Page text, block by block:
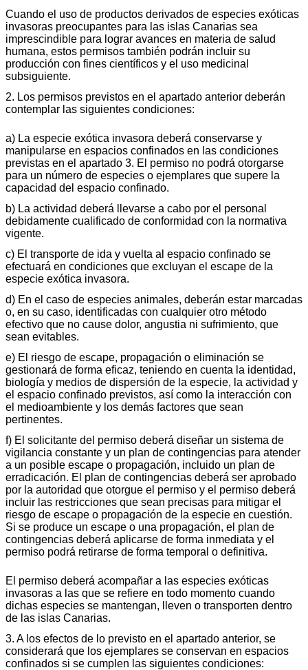
Cuando el uso de productos derivados de especies exóticas
invasoras preocupantes para las islas Canarias sea
imprescindible para lograr avances en materia de salud
humana, estos permisos también podrán incluir su
producción con fines científicos y el uso medicinal
subsiguiente.
2. Los permisos previstos en el apartado anterior deberán
contemplar las siguientes condiciones:
a) La especie exótica invasora deberá conservarse y
manipularse en espacios confinados en las condiciones
previstas en el apartado 3. El permiso no podrá otorgarse
para un número de especies o ejemplares que supere la
capacidad del espacio confinado.
b) La actividad deberá llevarse a cabo por el personal
debidamente cualificado de conformidad con la normativa
vigente.
c) El transporte de ida y vuelta al espacio confinado se
efectuará en condiciones que excluyan el escape de la
especie exótica invasora.
d) En el caso de especies animales, deberán estar marcadas
o, en su caso, identificadas con cualquier otro método
efectivo que no cause dolor, angustia ni sufrimiento, que
sean evitables.
e) El riesgo de escape, propagación o eliminación se
gestionará de forma eficaz, teniendo en cuenta la identidad,
biología y medios de dispersión de la especie, la actividad y
el espacio confinado previstos, así como la interacción con
el medioambiente y los demás factores que sean
pertinentes.
f) El solicitante del permiso deberá diseñar un sistema de
vigilancia constante y un plan de contingencias para atender
a un posible escape o propagación, incluido un plan de
erradicación. El plan de contingencias deberá ser aprobado
por la autoridad que otorgue el permiso y el permiso deberá
incluir las restricciones que sean precisas para mitigar el
riesgo de escape o propagación de la especie en cuestión.
Si se produce un escape o una propagación, el plan de
contingencias deberá aplicarse de forma inmediata y el
permiso podrá retirarse de forma temporal o definitiva.
El permiso deberá acompañar a las especies exóticas
invasoras a las que se refiere en todo momento cuando
dichas especies se mantengan, lleven o transporten dentro
de las islas Canarias.
3. A los efectos de lo previsto en el apartado anterior, se
considerará que los ejemplares se conservan en espacios
confinados si se cumplen las siguientes condiciones: